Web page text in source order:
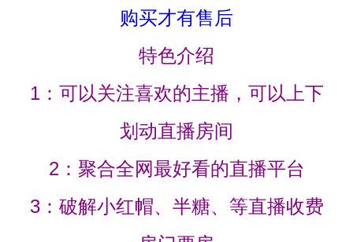
购买才有售后
特色介绍
1：可以关注喜欢的主播，可以上下
划动直播房间
2：聚合全网最好看的直播平台
3：破解小红帽、半糖、等直播收费